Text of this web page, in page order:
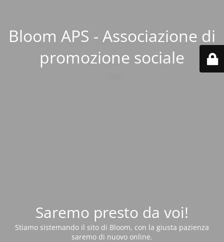
Bloom APS - Associazione di
promozione sociale
Saremo presto da voi!
Stiamo sistemando il sito di Bloom, con la giusta pazienza
saremo di nuovo online.